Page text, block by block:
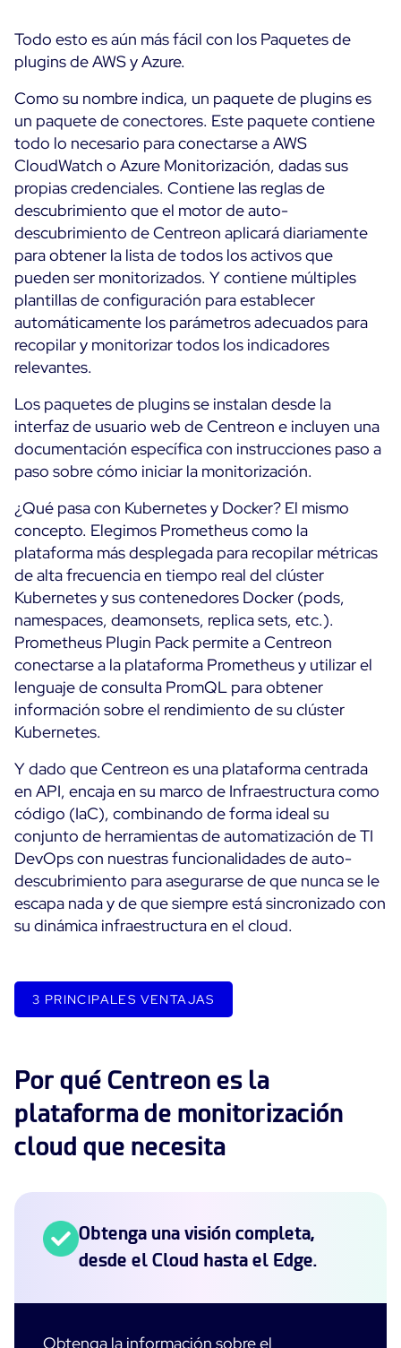
Todo esto es aún más fácil con los Paquetes de
plugins de AWS y Azure.
Como su nombre indica, un paquete de plugins es
un paquete de conectores. Este paquete contiene
todo lo necesario para conectarse a AWS
CloudWatch o Azure Monitorización, dadas sus
propias credenciales. Contiene las reglas de
descubrimiento que el motor de auto-
descubrimiento de Centreon aplicará diariamente
para obtener la lista de todos los activos que
pueden ser monitorizados. Y contiene múltiples
plantillas de configuración para establecer
automáticamente los parámetros adecuados para
recopilar y monitorizar todos los indicadores
relevantes.
Los paquetes de plugins se instalan desde la
interfaz de usuario web de Centreon e incluyen una
documentación específica con instrucciones paso a
paso sobre cómo iniciar la monitorización.
¿Qué pasa con Kubernetes y Docker? El mismo
concepto. Elegimos Prometheus como la
plataforma más desplegada para recopilar métricas
de alta frecuencia en tiempo real del clúster
Kubernetes y sus contenedores Docker (pods,
namespaces, deamonsets, replica sets, etc.).
Prometheus Plugin Pack permite a Centreon
conectarse a la plataforma Prometheus y utilizar el
lenguaje de consulta PromQL para obtener
información sobre el rendimiento de su clúster
Kubernetes.
Y dado que Centreon es una plataforma centrada
en API, encaja en su marco de Infraestructura como
código (IaC), combinando de forma ideal su
conjunto de herramientas de automatización de TI
DevOps con nuestras funcionalidades de auto-
descubrimiento para asegurarse de que nunca se le
escapa nada y de que siempre está sincronizado con
su dinámica infraestructura en el cloud.
3 PRINCIPALES VENTAJAS
Por qué Centreon es la
plataforma de monitorización
cloud que necesita
Obtenga una visión completa,
desde el Cloud hasta el Edge.
Obtenga la información sobre el